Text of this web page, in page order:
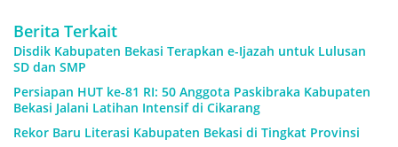
Berita Terkait
Disdik Kabupaten Bekasi Terapkan e-Ijazah untuk Lulusan
SD dan SMP
Persiapan HUT ke-81 RI: 50 Anggota Paskibraka Kabupaten
Bekasi Jalani Latihan Intensif di Cikarang
Rekor Baru Literasi Kabupaten Bekasi di Tingkat Provinsi